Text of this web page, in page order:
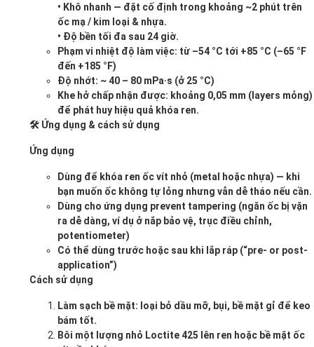
• Khô nhanh — đặt cố định trong khoảng ~2 phút trên
ốc mạ / kim loại & nhựa.
• Độ bền tối đa sau 24 giờ.
Phạm vi nhiệt độ làm việc: từ –54 °C tới +85 °C (–65 °F
đến +185 °F)
Độ nhớt: ~ 40 – 80 mPa·s (ở 25 °C)
Khe hở chấp nhận được: khoảng 0,05 mm (layers mỏng)
để phát huy hiệu quả khóa ren.
🛠 Ứng dụng & cách sử dụng
Ứng dụng
Dùng để khóa ren ốc vít nhỏ (metal hoặc nhựa) — khi
bạn muốn ốc không tự lỏng nhưng vẫn dễ tháo nếu cần.
Dùng cho ứng dụng prevent tampering (ngăn ốc bị vặn
ra dễ dàng, ví dụ ở nắp bảo vệ, trục điều chỉnh,
potentiometer)
Có thể dùng trước hoặc sau khi lắp ráp (“pre- or post-
application”)
Cách sử dụng
Làm sạch bề mặt: loại bỏ dầu mỡ, bụi, bề mặt gỉ để keo
bám tốt.
Bôi một lượng nhỏ Loctite 425 lên ren hoặc bề mặt ốc